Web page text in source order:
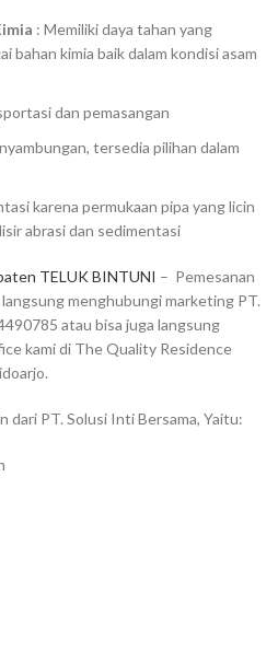
: Memiliki daya tahan yang
bahan kimia baik dalam kondisi asam
dan pemasangan
tersedia pilihan dalam
karena permukaan pipa yang licin
abrasi dan sedimentasi
TELUK BINTUNI – Pemesanan
menghubungi marketing PT.
atau bisa juga langsung
kami di The Quality Residence
dari PT. Solusi Inti Bersama, Yaitu: